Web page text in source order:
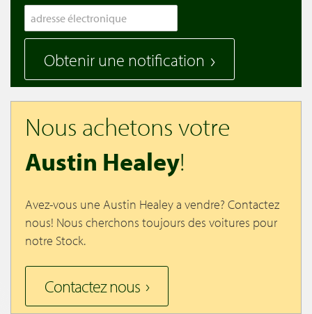
Obtenir une notification
Nous achetons votre
Austin Healey!
Avez-vous une Austin Healey a vendre? Contactez
nous! Nous cherchons toujours des voitures pour
notre Stock.
Contactez nous